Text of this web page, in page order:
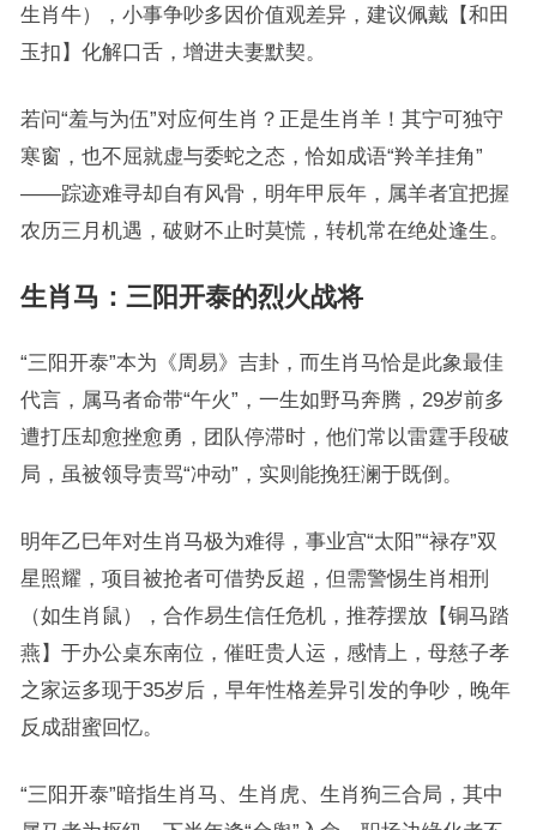
生肖牛），小事争吵多因价值观差异，建议佩戴【和田
玉扣】化解口舌，增进夫妻默契。
若问“羞与为伍”对应何生肖？正是生肖羊！其宁可独守
寒窗，也不屈就虚与委蛇之态，恰如成语“羚羊挂角”
——踪迹难寻却自有风骨，明年甲辰年，属羊者宜把握
农历三月机遇，破财不止时莫慌，转机常在绝处逢生。
生肖马：三阳开泰的烈火战将
“三阳开泰”本为《周易》吉卦，而生肖马恰是此象最佳
代言，属马者命带“午火”，一生如野马奔腾，29岁前多
遭打压却愈挫愈勇，团队停滞时，他们常以雷霆手段破
局，虽被领导责骂“冲动”，实则能挽狂澜于既倒。
明年乙巳年对生肖马极为难得，事业宫“太阳”“禄存”双
星照耀，项目被抢者可借势反超，但需警惕生肖相刑
（如生肖鼠），合作易生信任危机，推荐摆放【铜马踏
燕】于办公桌东南位，催旺贵人运，感情上，母慈子孝
之家运多现于35岁后，早年性格差异引发的争吵，晚年
反成甜蜜回忆。
“三阳开泰”暗指生肖马、生肖虎、生肖狗三合局，其中